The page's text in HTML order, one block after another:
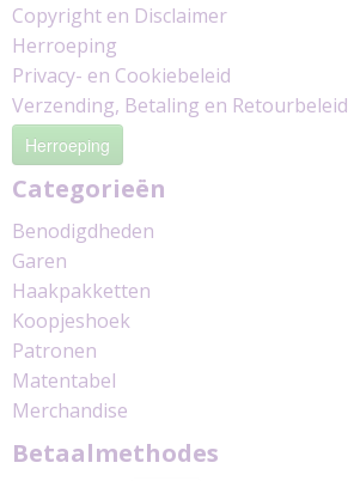
Copyright en Disclaimer
Herroeping
Privacy- en Cookiebeleid
Verzending, Betaling en Retourbeleid
Herroeping
Categorieën
Benodigdheden
Garen
Haakpakketten
Koopjeshoek
Patronen
Matentabel
Merchandise
Betaalmethodes